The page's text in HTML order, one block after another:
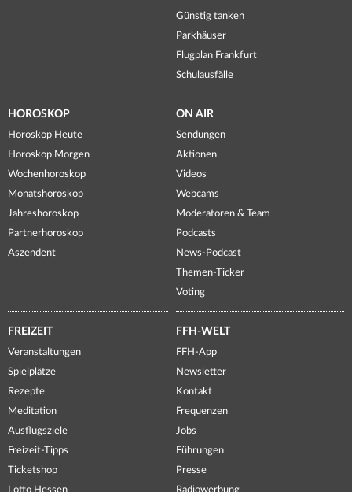
Günstig tanken
Parkhäuser
Flugplan Frankfurt
Schulausfälle
HOROSKOP
Horoskop Heute
Horoskop Morgen
Wochenhoroskop
Monatshoroskop
Jahreshoroskop
Partnerhoroskop
Aszendent
ON AIR
Sendungen
Aktionen
Videos
Webcams
Moderatoren & Team
Podcasts
News-Podcast
Themen-Ticker
Voting
FREIZEIT
Veranstaltungen
Spielplätze
Rezepte
Meditation
Ausflugsziele
Freizeit-Tipps
Ticketshop
Lotto Hessen
FFH-WELT
FFH-App
Newsletter
Kontakt
Frequenzen
Jobs
Führungen
Presse
Radiowerbung